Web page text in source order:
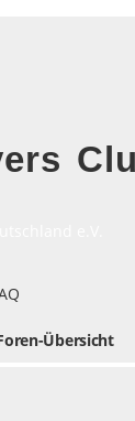
Übersicht